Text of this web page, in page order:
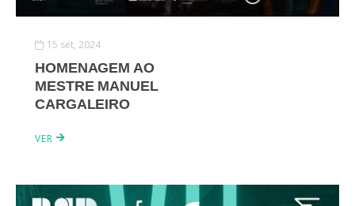
15 set, 2024
HOMENAGEM AO
MESTRE MANUEL
CARGALEIRO
VER